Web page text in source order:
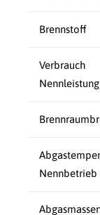
Brennstoff
Verbrauch
Nennleistung
Nennbetrieb